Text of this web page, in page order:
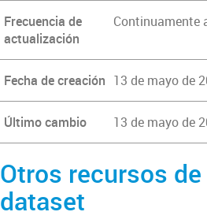
Frecuencia de
actualización
Continuamente
Fecha de creación 13 de mayo de
Último cambio 13 de mayo de
Otros recursos
dataset